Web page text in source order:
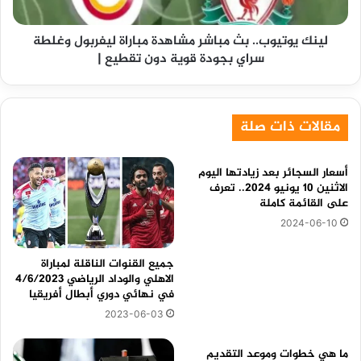
سراي
بجودةلينك يوتيوب.. بث مباشر مشاهدة مباراة ليفربول وغلطة
سراي بجودة قوية دون تقطيع |
مقالات ذات صلة
أسعار السجائر بعد زيادتها اليوم
الاثنين 10 يونيو 2024.. تعرف
على القائمة كاملة
2024-06-10
جميع القنوات الناقلة لمباراة
الاهلي والوداد الرياضي 4/6/2023
في نهائي دوري أبطال أفريقيا
2023-06-03
ما هي خطوات وموعد التقديم